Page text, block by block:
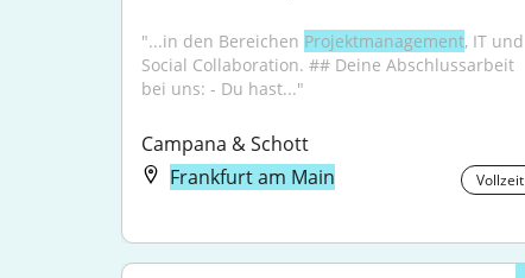
"...in den Bereichen Projektmanagement, IT und
Social Collaboration. ## Deine Abschlussarbeit
bei uns: - Du hast..."
Campana & Schott
Frankfurt am Main
Vollzeit